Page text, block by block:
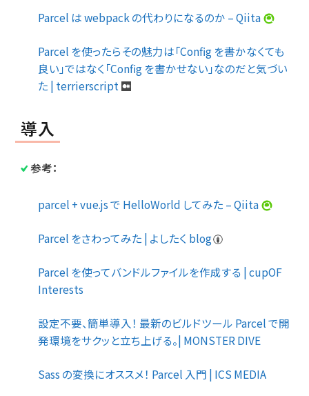
Parcel は webpack の代わりになるのか – Qiita
Parcel を使ったらその魅力は「Config を書かなくても
良い」ではなく「Config を書かせない」なのだと気づい
た | terrierscript
導入
参考：
parcel + vue.js で HelloWorld してみた – Qiita
Parcel をさわってみた | よしたく blog
Parcel を使ってバンドルファイルを作成する | cupOF
Interests
設定不要、簡単導入！ 最新のビルドツール Parcel で開
発環境をサクッと立ち上げる。| MONSTER DIVE
Sass の変換にオススメ！ Parcel 入門 | ICS MEDIA